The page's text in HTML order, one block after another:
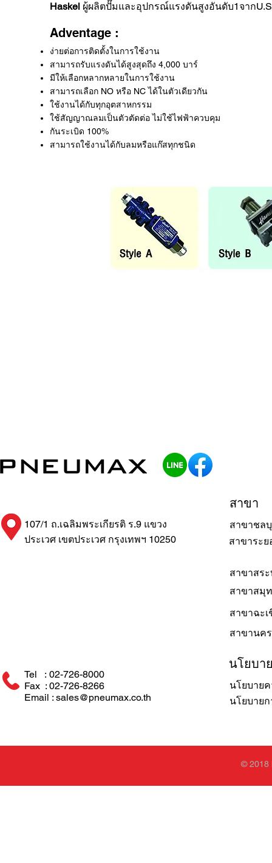
Haskel ผู้ผลิตปั๊มและอุปกรณ์แรงดันสูงอันดับ1จาก
Adventage :
ง่ายต่อการติดตั้งในการใช้งาน
สามารถรับแรงดันได้สูงสุดถึง 4,000 บาร์
มีให้เลือกหลากหลายในการใช้งาน
สามารถเลือก NO หรือ NC ได้ในตัวเดียวกัน
ใช้งานได้กับทุกอุตสาหกรรม
ใช้สัญญาณลมเป็นตัวตัดต่อ ไม่ใช้ไฟฟ้าควบคุม
กันระเบิด 100%
สามารถใช้งานได้กับลมหรือแก๊สทุกชนิด
สาขาระย
107/1 ถ.เฉลิมพระเกียรติ ร.9 แขวง
ประเวศ เขตประเวศ กรุงเทพฯ 10250
สาขา
สาขาสร
สาขาชล
สาขาสมุ
สาขาฉะเ
สาขานค
Tel : 02-726-8000
Fax : 02-726-8266
Email : sales@pneumax.co.th
นโยบา
นโยบาย
นโยบาย
© 2018